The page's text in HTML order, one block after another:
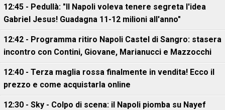
12:45 - Pedullà: "Il Napoli voleva tenere segreta l'idea
Gabriel Jesus! Guadagna 11-12 milioni all'anno"
12:42 - Programma ritiro Napoli Castel di Sangro: stasera
incontro con Contini, Giovane, Marianucci e Mazzocchi
12:40 - Terza maglia rossa finalmente in vendita! Ecco il
prezzo e come acquistarla online
12:30 - Sky - Colpo di scena: il Napoli piomba su Nayef